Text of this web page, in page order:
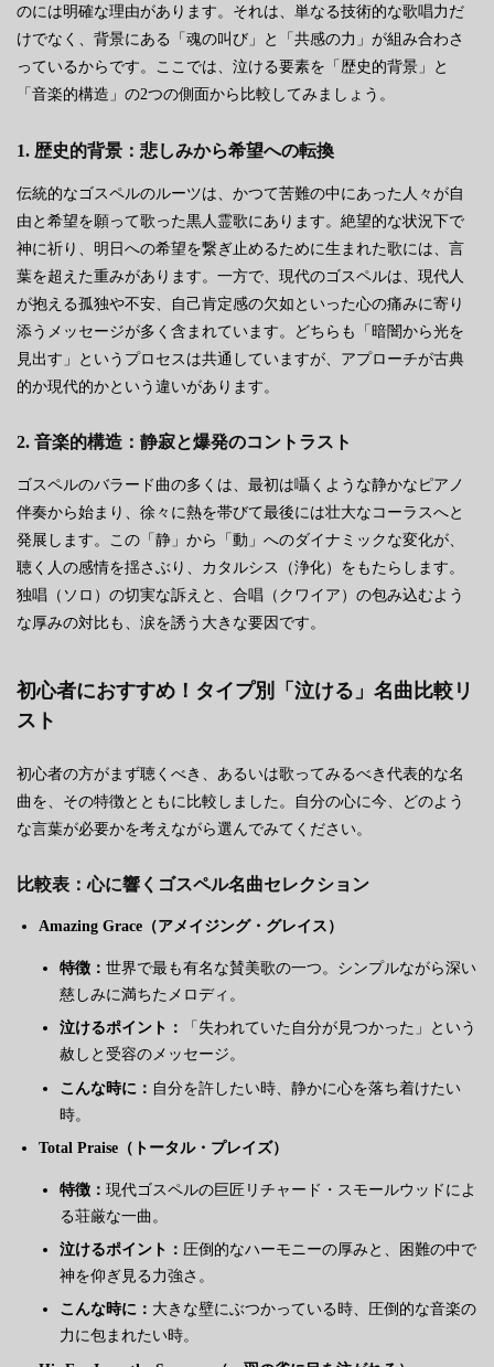
のには明確な理由があります。それは、単なる技術的な歌唱力だ
けでなく、背景にある「魂の叫び」と「共感の力」が組み合わさ
っているからです。ここでは、泣ける要素を「歴史的背景」と
「音楽的構造」の2つの側面から比較してみましょう。
1. 歴史的背景：悲しみから希望への転換
伝統的なゴスペルのルーツは、かつて苦難の中にあった人々が自
由と希望を願って歌った黒人霊歌にあります。絶望的な状況下で
神に祈り、明日への希望を繋ぎ止めるために生まれた歌には、言
葉を超えた重みがあります。一方で、現代のゴスペルは、現代人
が抱える孤独や不安、自己肯定感の欠如といった心の痛みに寄り
添うメッセージが多く含まれています。どちらも「暗闇から光を
見出す」というプロセスは共通していますが、アプローチが古典
的か現代的かという違いがあります。
2. 音楽的構造：静寂と爆発のコントラスト
ゴスペルのバラード曲の多くは、最初は囁くような静かなピアノ
伴奏から始まり、徐々に熱を帯びて最後には壮大なコーラスへと
発展します。この「静」から「動」へのダイナミックな変化が、
聴く人の感情を揺さぶり、カタルシス（浄化）をもたらします。
独唱（ソロ）の切実な訴えと、合唱（クワイア）の包み込むよう
な厚みの対比も、涙を誘う大きな要因です。
初心者におすすめ！タイプ別「泣ける」名曲比較リ
スト
初心者の方がまず聴くべき、あるいは歌ってみるべき代表的な名
曲を、その特徴とともに比較しました。自分の心に今、どのよう
な言葉が必要かを考えながら選んでみてください。
比較表：心に響くゴスペル名曲セレクション
Amazing Grace（アメイジング・グレイス）
特徴：世界で最も有名な賛美歌の一つ。シンプルながら深い
慈しみに満ちたメロディ。
泣けるポイント：
「失われていた自分が見つかった」という
赦しと受容のメッセージ。
こんな時に： 自分を許したい時、静かに心を落ち着けたい
時。
Total Praise（トータル・プレイズ）
特徴：現代ゴスペルの巨匠リチャード・スモールウッドによ
る荘厳な一曲。
泣けるポイント： 圧倒的なハーモニーの厚みと、困難の中で
神を仰ぎ見る力強さ。
こんな時に： 大きな壁にぶつかっている時、圧倒的な音楽の
力に包まれたい時。